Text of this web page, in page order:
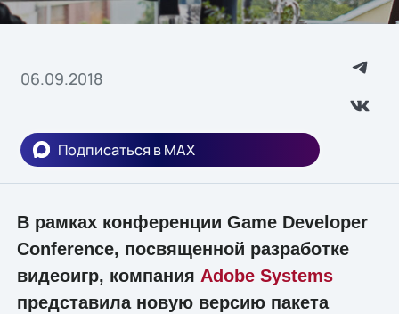
06.09.2018
Подписаться в MAX
В рамках конференции Game Developer
Conference, посвященной разработке
видеоигр, компания Adobe Systems
представила новую версию пакета